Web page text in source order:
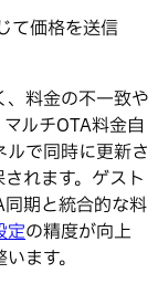
て価格を送信
料金の不一致や
ルチOTA料金自
で同時に更新さ
れます。ゲスト
期と統合的な料
定の精度が向上
ます。